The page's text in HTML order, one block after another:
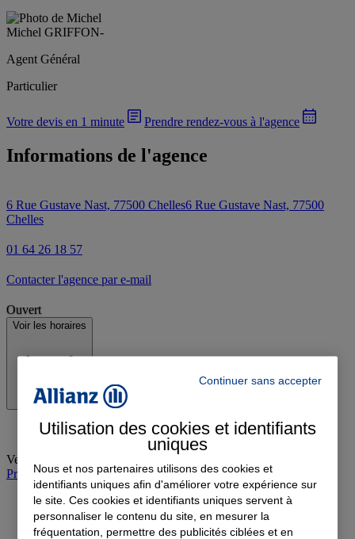
Michel GRIFFON-
Agent Général
Particulier
Votre devis en 1 minute Prendre rendez-vous à l'agence
Informations de l'agence
6 Rue Gustave Nast, 77500 Chelles6 Rue Gustave Nast, 77500
Chelles
01 64 26 18 57
Contacter l'agence par e-mail
Ouvert
Voir les horaires
Vendredi
Prendre rendez-vous à l'agence
Continuer sans accepter
Utilisation des cookies et identifiants
uniques
Nous et nos partenaires utilisons des cookies et
identifiants uniques afin d'améliorer votre expérience sur
le site. Ces cookies et identifiants uniques servent à
personnaliser le contenu du site, en mesurer la
fréquentation, permettre des publicités ciblées et en